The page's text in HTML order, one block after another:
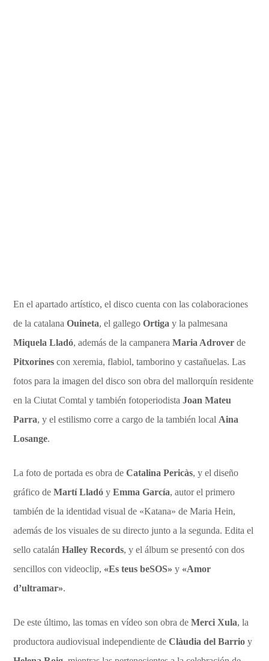
En el apartado artístico, el disco cuenta con las colaboraciones
de la catalanaOuineta, el gallegoOrtiga y la palmesana
Miquela Lladó, además de la campaneraMaria Adrover de
Pitxorines con xeremia, flabiol, tamborino y castañuelas. Las
fotos para la imagen del disco son obra del mallorquín residente
en la Ciutat Comtal y también fotoperiodistaJoan Mateu
Parra, y el estilismo corre a cargo de la también local Aina
Losange.
La foto de portada es obra deCatalina Pericàs, y el diseño
gráfico deMartí Lladó yEmma García, autor el primero
también de la identidad visual de «Katana» de Maria Hein,
además de los visuales de su directo junto a la segunda. Edita el
sello catalánHalley Records, y el álbum se presentó con dos
sencillos con videoclip, «Es teus beSOS»y «Amor
d’ultramar».
De este último, las tomas en vídeo son obra deMerci Xula, la
productora audiovisual independiente deClàudia del Barrioy